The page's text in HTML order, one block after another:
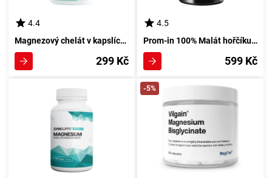
4.4
Magnezový chelát v kapslích 120 tablet
299 Kč
4.5
Prom-in 100% Malát hořčíku 324 g s pomerančovou příchutí
599 Kč
-5%